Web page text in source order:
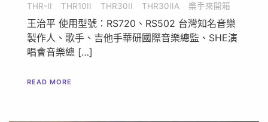
THR-II THR10II THR30II THR30IIA 樂手來開箱
王治平 使用型號：RS720、RS502 台灣知名音樂
製作人、歌手、吉他手華研國際音樂總監、SHE演
唱會音樂總 […]
READ MORE